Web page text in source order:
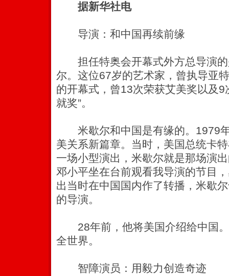
据新华社电
导演：和中国再续前缘
担任特奥会开幕式外方总导演的
尔。 这位67岁的艺术家，曾执导亚
的开幕式，曾13次荣获艾美奖以及9
就奖”。
米歇尔和中国是有缘的。1979年
美关系新篇章。当时，美国总统卡
一场小型演出，米歇尔就是那场演
邓小平坐在台前观看我导演的节目
出当时在中国国内作了转播，米歇
的导演。
28年前，他将美国介绍给中国。
全世界。
智障演员：用毅力创造奇迹